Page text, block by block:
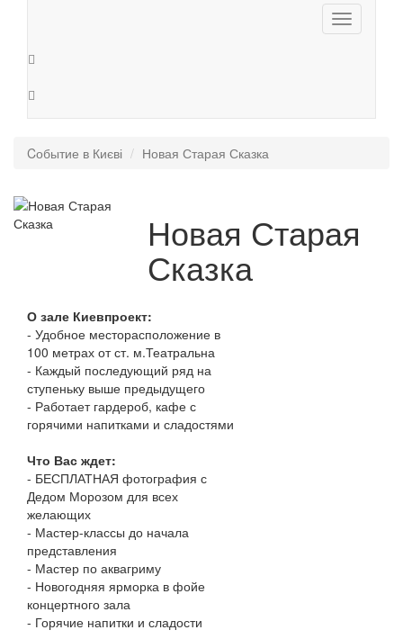
Toggle
navigation
Cобытие в Києві Новая Старая Сказка
Новая Старая
Сказка
О зале Киевпроект:
- Удобное месторасположение в
100 метрах от ст. м.Театральна
- Каждый последующий ряд на
ступеньку выше предыдущего
- Работает гардероб, кафе с
горячими напитками и сладостями
Что Вас ждет:
- БЕСПЛАТНАЯ фотография с
Дедом Морозом для всех
желающих
- Мастер-классы до начала
представления
- Мастер по аквагриму
- Новогодняя ярморка в фойе
концертного зала
- Горячие напитки и сладости